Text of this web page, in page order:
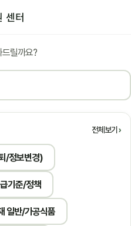
센터
릴까요?
전체보기
/정보변경)
기준/정책
일반/가공식품